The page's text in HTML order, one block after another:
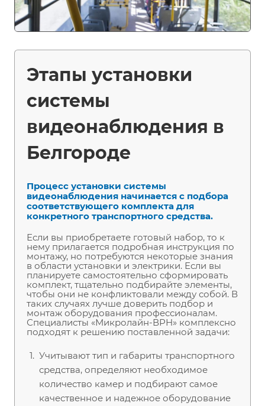
Этапы установки
системы
видеонаблюдения в
Белгороде
Процесс установки системы
видеонаблюдения начинается с подбора
соответствующего комплекта для
конкретного транспортного средства.
Если вы приобретаете готовый набор, то к
нему прилагается подробная инструкция по
монтажу, но потребуются некоторые знания
в области установки и электрики. Если вы
планируете самостоятельно сформировать
комплект, тщательно подбирайте элементы,
чтобы они не конфликтовали между собой. В
таких случаях лучше доверить подбор и
монтаж оборудования профессионалам.
Специалисты «Микролайн-ВРН» комплексно
подходят к решению поставленной задачи:
Учитывают тип и габариты транспортного
средства, определяют необходимое
количество камер и подбирают самое
качественное и надежное оборудование